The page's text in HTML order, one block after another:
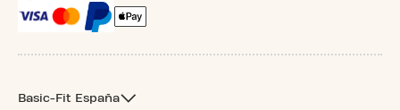
Basic-Fit España